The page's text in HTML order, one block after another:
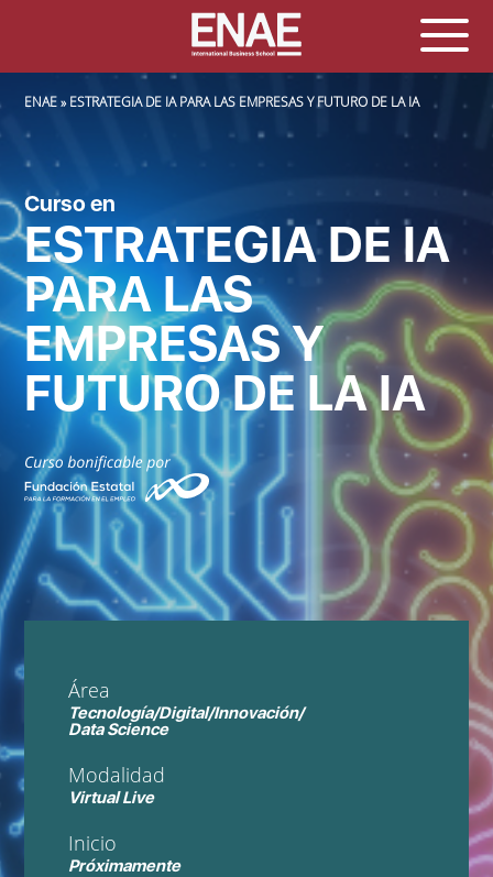
SOBRESCRIBIR ENLACES DE AYUDA A LA NAVEGACIÓN
ENAE ESTRATEGIA DE IA PARA LAS EMPRESAS Y FUTURO DE LA IA
Curso en
ESTRATEGIA DE IA
PARA LAS
EMPRESAS Y
FUTURO DE LA IA
Área
Tecnología/Digital/Innovación/
Data Science
Modalidad
Virtual Live
Inicio
Próximamente